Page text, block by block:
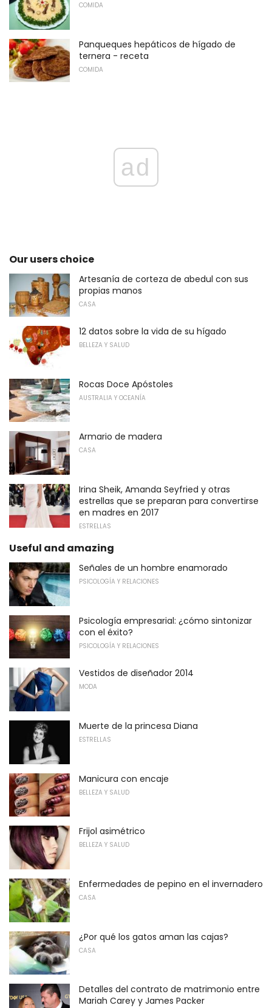
COMIDA
Panqueques hepáticos de hígado de
ternera - receta
COMIDA
ad
Our users choice
Artesanía de corteza de abedul con sus
propias manos
CASA
12 datos sobre la vida de su hígado
BELLEZA Y SALUD
Rocas Doce Apóstoles
AUSTRALIA Y OCEANÍA
Armario de madera
CASA
Irina Sheik, Amanda Seyfried y otras
estrellas que se preparan para convertirse
en madres en 2017
ESTRELLAS
Useful and amazing
Señales de un hombre enamorado
PSICOLOGÍA Y RELACIONES
Psicología empresarial: ¿cómo sintonizar
con el éxito?
PSICOLOGÍA Y RELACIONES
Vestidos de diseñador 2014
MODA
Muerte de la princesa Diana
ESTRELLAS
Manicura con encaje
BELLEZA Y SALUD
Frijol asimétrico
BELLEZA Y SALUD
Enfermedades de pepino en el invernadero
CASA
¿Por qué los gatos aman las cajas?
CASA
Detalles del contrato de matrimonio entre
Mariah Carey y James Packer